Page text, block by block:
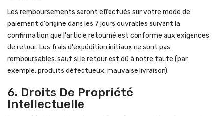
Les remboursements seront effectués sur votre mode de
paiement d'origine dans les 7 jours ouvrables suivant la
confirmation que l'article retourné est conforme aux exigences
de retour. Les frais d'expédition initiaux ne sont pas
remboursables, sauf si le retour est dû à notre faute (par
exemple, produits défectueux, mauvaise livraison).
6. Droits De Propriété
Intellectuelle